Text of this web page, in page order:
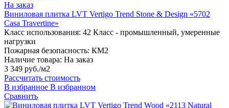
На заказ
Виниловая плитка LVT Vertigo Trend Stone & Design «5702
Casa Travertine»
Класс использования: 42 Класс - промышленный, умеренные
нагрузки
Пожарная безопасность: КМ2
Наличие товара: На заказ
3 349 руб./м2
Рассчитать стоимость
В избранное В избранном
Сравнить